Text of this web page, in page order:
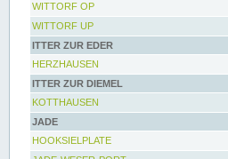
WITTORF OP
WITTORF UP
ITTER ZUR EDER
HERZHAUSEN
ITTER ZUR DIEMEL
KOTTHAUSEN
JADE
HOOKSIELPLATE